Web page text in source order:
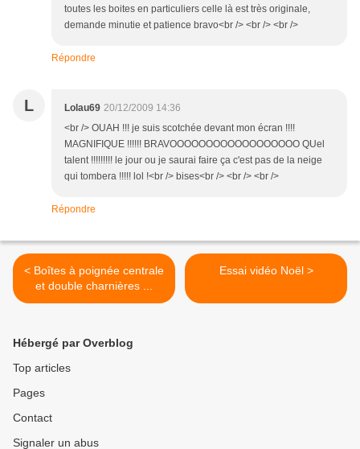
toutes les boites en particuliers celle là est très originale,
demande minutie et patience bravo<br /> <br /> <br />
Répondre
L Lolau69 20/12/2009 14:36
<br /> OUAH !!! je suis scotchée devant mon écran !!!!
MAGNIFIQUE !!!!!! BRAVOOOOOOOOOOOOOOOOOO QUel
talent !!!!!!!!! le jour ou je saurai faire ça c'est pas de la neige
qui tombera !!!!! lol !<br /> bises<br /> <br /> <br />
Répondre
< Boîtes à poignée centrale
et double charnières ...
Essai vidéo Noël >
Hébergé par Overblog
Top articles
Pages
Contact
Signaler un abus